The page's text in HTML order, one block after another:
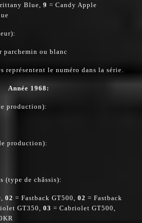
Blue, 9 = Candy Apple
parchemin ou blanc
représentent le numéro dans la série.
Année 1968:
production):
production):
(type de châssis):
02 = Fastback GT500, 02 = Fastback
GT350, 03 = Cabriolet GT500,